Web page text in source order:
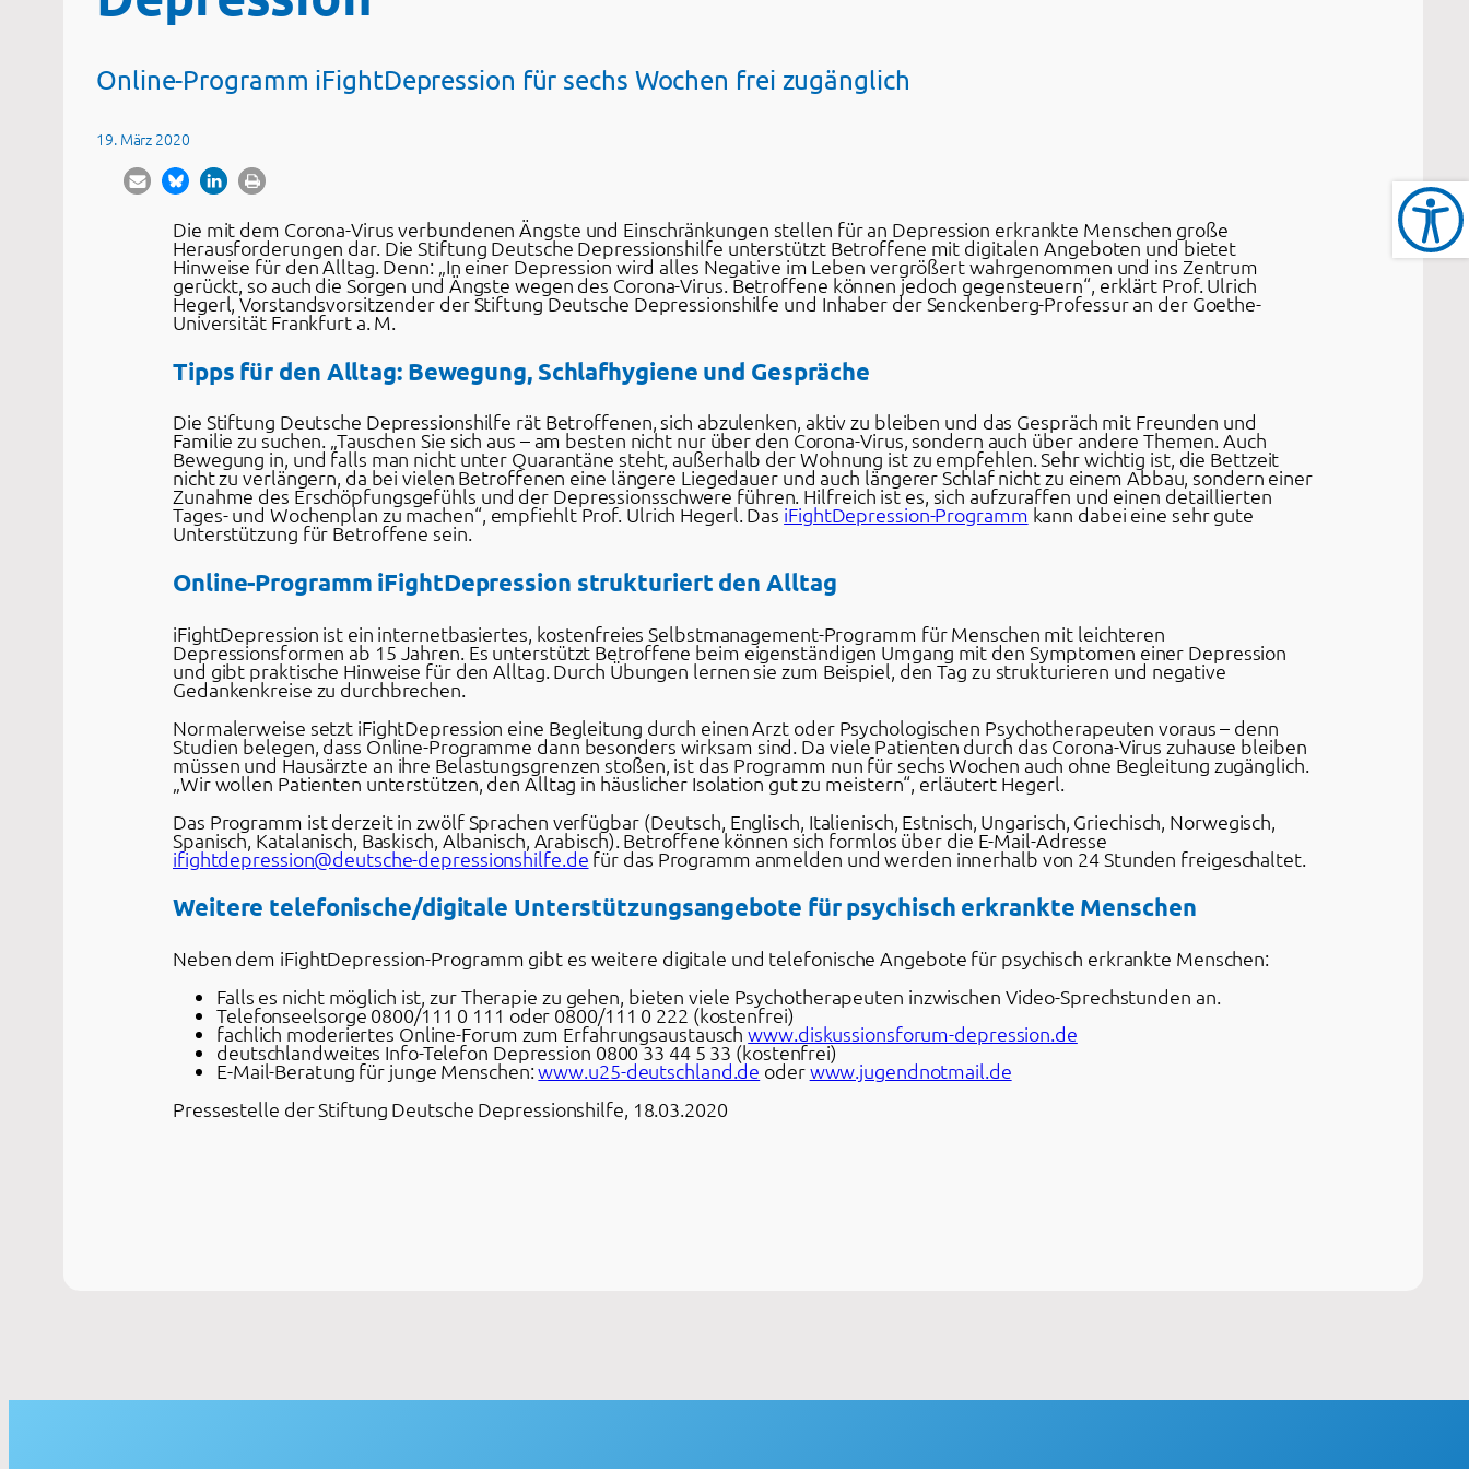
Online-Programm iFightDepression für sechs Wochen frei zugänglich
19. März 2020
Die mit dem Corona-Virus verbundenen Ängste und Einschränkungen stellen für an Depression erkrankte Menschen große
Herausforderungen dar. Die Stiftung Deutsche Depressionshilfe unterstützt Betroffene mit digitalen Angeboten und bietet
Hinweise für den Alltag. Denn: „In einer Depression wird alles Negative im Leben vergrößert wahrgenommen und ins Zentrum
gerückt, so auch die Sorgen und Ängste wegen des Corona-Virus. Betroffene können jedoch gegensteuern“, erklärt Prof. Ulrich
Hegerl, Vorstandsvorsitzender der Stiftung Deutsche Depressionshilfe und Inhaber der Senckenberg-Professur an der Goethe-
Universität Frankfurt a. M.
Tipps für den Alltag: Bewegung, Schlafhygiene und Gespräche
Die Stiftung Deutsche Depressionshilfe rät Betroffenen, sich abzulenken, aktiv zu bleiben und das Gespräch mit Freunden und
Familie zu suchen. „Tauschen Sie sich aus – am besten nicht nur über den Corona-Virus, sondern auch über andere Themen. Auch
Bewegung in, und falls man nicht unter Quarantäne steht, außerhalb der Wohnung ist zu empfehlen. Sehr wichtig ist, die Bettzeit
nicht zu verlängern, da bei vielen Betroffenen eine längere Liegedauer und auch längerer Schlaf nicht zu einem Abbau, sondern einer
Zunahme des Erschöpfungsgefühls und der Depressionsschwere führen. Hilfreich ist es, sich aufzuraffen und einen detaillierten
Tages- und Wochenplan zu machen“, empfiehlt Prof. Ulrich Hegerl. Das iFightDepression-Programm kann dabei eine sehr gute
Unterstützung für Betroffene sein.
Online-Programm iFightDepression strukturiert den Alltag
iFightDepression ist ein internetbasiertes, kostenfreies Selbstmanagement-Programm für Menschen mit leichteren
Depressionsformen ab 15 Jahren. Es unterstützt Betroffene beim eigenständigen Umgang mit den Symptomen einer Depression
und gibt praktische Hinweise für den Alltag. Durch Übungen lernen sie zum Beispiel, den Tag zu strukturieren und negative
Gedankenkreise zu durchbrechen.
Normalerweise setzt iFightDepression eine Begleitung durch einen Arzt oder Psychologischen Psychotherapeuten voraus – denn
Studien belegen, dass Online-Programme dann besonders wirksam sind. Da viele Patienten durch das Corona-Virus zuhause bleiben
müssen und Hausärzte an ihre Belastungsgrenzen stoßen, ist das Programm nun für sechs Wochen auch ohne Begleitung zugänglich.
„Wir wollen Patienten unterstützen, den Alltag in häuslicher Isolation gut zu meistern“, erläutert Hegerl.
Das Programm ist derzeit in zwölf Sprachen verfügbar (Deutsch, Englisch, Italienisch, Estnisch, Ungarisch, Griechisch, Norwegisch,
Spanisch, Katalanisch, Baskisch, Albanisch, Arabisch). Betroffene können sich formlos über die E-Mail-Adresse
ifightdepression@deutsche-depressionshilfe.de für das Programm anmelden und werden innerhalb von 24 Stunden freigeschaltet.
Weitere telefonische/digitale Unterstützungsangebote für psychisch erkrankte Menschen
Neben dem iFightDepression-Programm gibt es weitere digitale und telefonische Angebote für psychisch erkrankte Menschen:
Falls es nicht möglich ist, zur Therapie zu gehen, bieten viele Psychotherapeuten inzwischen Video-Sprechstunden an.
Telefonseelsorge 0800/111 0 111 oder 0800/111 0 222 (kostenfrei)
fachlich moderiertes Online-Forum zum Erfahrungsaustauschwww.diskussionsforum-depression.de
deutschlandweites Info-Telefon Depression 0800 33 44 5 33 (kostenfrei)
E-Mail-Beratung für junge Menschen:www.u25-deutschland.de oderwww.jugendnotmail.de
Pressestelle der Stiftung Deutsche Depressionshilfe, 18.03.2020